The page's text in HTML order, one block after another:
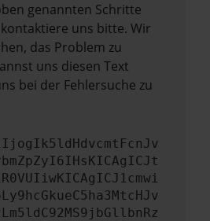
genannten Schritte
uns bitte. Wir
das Problem zu
uns diesen Text
bei der Fehlersuche zu